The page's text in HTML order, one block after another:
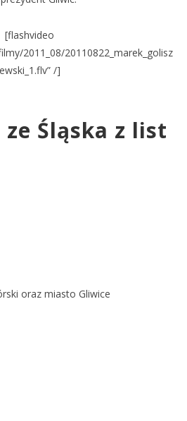
[flashvideo
2011_08/20110822_marek_golisz
ewski_1.flv” /]
Śląska z list
oraz miasto Gliwice